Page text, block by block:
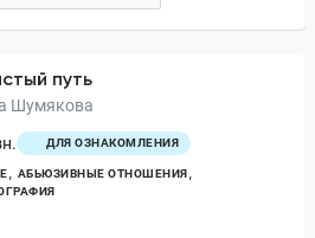
путь
Шумякова
ДЛЯ ОЗНАКОМЛЕНИЯ
АБЬЮЗИВНЫЕ ОТНОШЕНИЯ